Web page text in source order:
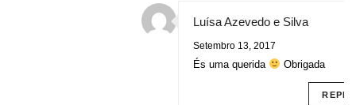
Luísa Azevedo e Silva
Setembro 13, 2017
És uma querida Obrigada
REPLY